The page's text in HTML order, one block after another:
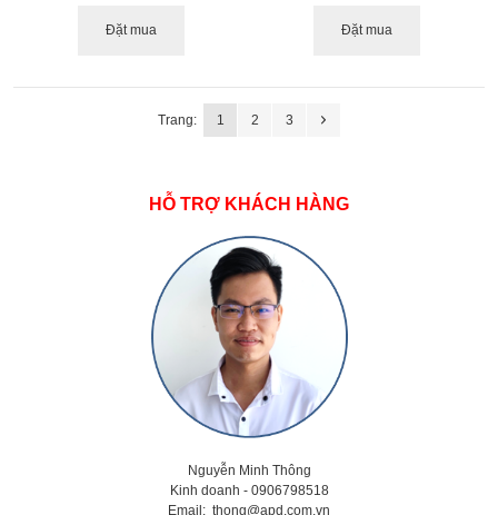
Đặt mua Đặt mua
Trang: 1 2 3
HỖ TRỢ KHÁCH HÀNG
Nguyễn Minh Thông
Kinh doanh - 0906798518
Email: thong@apd.com.vn